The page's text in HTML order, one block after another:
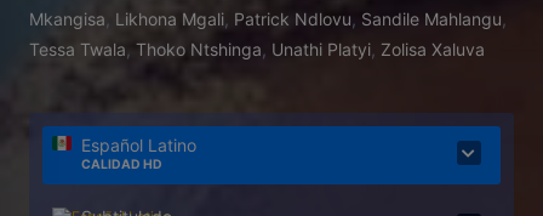
Mkangisa Likhona Mgali Patrick Ndlovu, Sandile Mahlangu
Tessa Twala, Thoko Ntshinga Unathi Platyi Zolisa Xaluva
Español Latino
CALIDAD HD